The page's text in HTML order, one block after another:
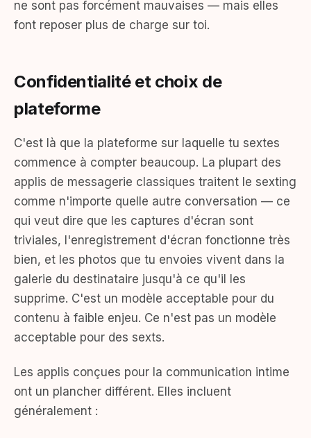
ne sont pas forcément mauvaises — mais elles
font reposer plus de charge sur toi.
Confidentialité et choix de
plateforme
C'est là que la plateforme sur laquelle tu sextes
commence à compter beaucoup. La plupart des
applis de messagerie classiques traitent le sexting
comme n'importe quelle autre conversation — ce
qui veut dire que les captures d'écran sont
triviales, l'enregistrement d'écran fonctionne très
bien, et les photos que tu envoies vivent dans la
galerie du destinataire jusqu'à ce qu'il les
supprime. C'est un modèle acceptable pour du
contenu à faible enjeu. Ce n'est pas un modèle
acceptable pour des sexts.
Les applis conçues pour la communication intime
ont un plancher différent. Elles incluent
généralement :